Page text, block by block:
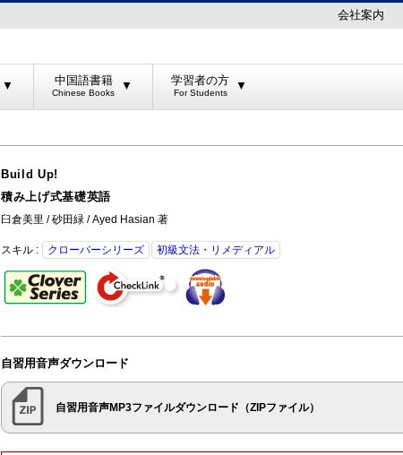
会社案内
▼ 中国語書籍 ▼ 学習者の方 ▼
Build Up!
積み上げ式基礎英語
臼倉美里 / 砂田緑 / Ayed Hasian 著
スキル : クローバーシリーズ 初級文法・リメディアル
自習用音声ダウンロード
自習用音声MP3ファイルダウンロード（ZIPファイル）